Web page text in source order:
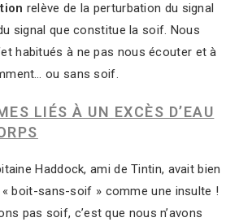
relève de la perturbation du signal
signal que constitue la soif. Nous
habitués à ne pas nous écouter et à
ou sans soif.
LIÉS À UN EXCÈS D’EAU
Haddock, ami de Tintin, avait bien
« boit-sans-soif » comme une insulte !
pas soif, c’est que nous n’avons